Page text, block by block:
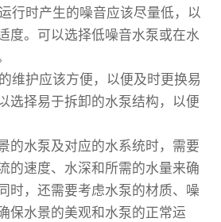
行时产生的噪音应该尽量低，以
度。可以选择低噪音水泵或在水
维护应该方便，以便及时更换易
选择易于拆卸的水泵结构，以便
的水泵及对应的水系统时，需要
的速度、水深和所需的水量来确
时，还需要考虑水泵的材质、噪
保水景的美观和水泵的正常运